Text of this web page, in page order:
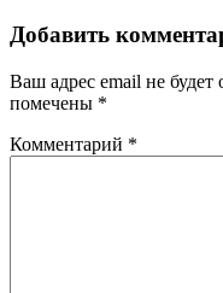
Добавить
Ваш адрес email не будет
помечены *
Комментарий *